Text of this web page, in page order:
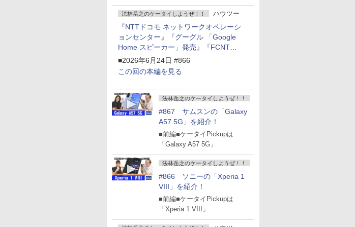
法林岳之のケータイしようぜ！！ ハウツー
『NTTドコモ ネットワークオペレーシ
ョンセンター』『グーグル 「Google
Home スピーカー」発売』『FCNT
「arrows Alpha2」発表』『KDDI
「povo2.0」サービス説明会』
■2026年6月24日 #866
この回の本編を見る
法林岳之のケータイしようぜ！！
#867 サムスンの「Galaxy
A57 5G」を紹介！
■前編■ケータイPickupは
「Galaxy A57 5G」
法林岳之のケータイしようぜ！！
#866 ソニーの「Xperia 1
VIII」を紹介！
■前編■ケータイPickupは
「Xperia 1 VIII」